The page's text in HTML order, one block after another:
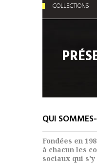
COLLECTIONS
QUI
Fondées en
à chacun les
sociaux qui